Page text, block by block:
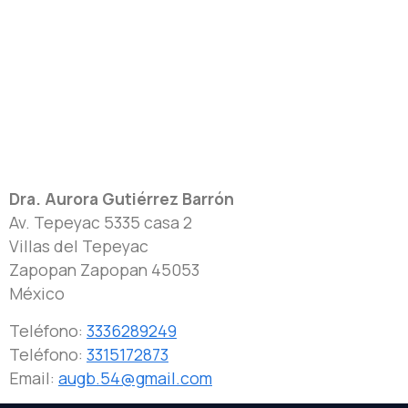
Dra. Aurora Gutiérrez Barrón
Av. Tepeyac 5335 casa 2
Villas del Tepeyac
Zapopan Zapopan 45053
México
Teléfono: 3336289249
Teléfono: 3315172873
Email: augb.54@gmail.com